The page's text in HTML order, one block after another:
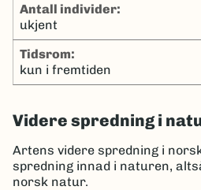
antall individer:
ukjent
tidsrom:
kun i fremtiden
Videre spredning i
Artens videre spredning i
spredning innad i naturen,
norsk natur.